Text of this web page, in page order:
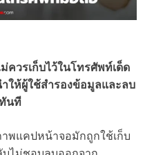
ควรเก็บไว้ในโทรศัพท์เด็ด
ให้ผู้ใช้สำรองข้อมูลและลบ
นที
าพแคปหน้าจอมักถูกใช้เก็บ
ไม่ชอบลบออกจาก